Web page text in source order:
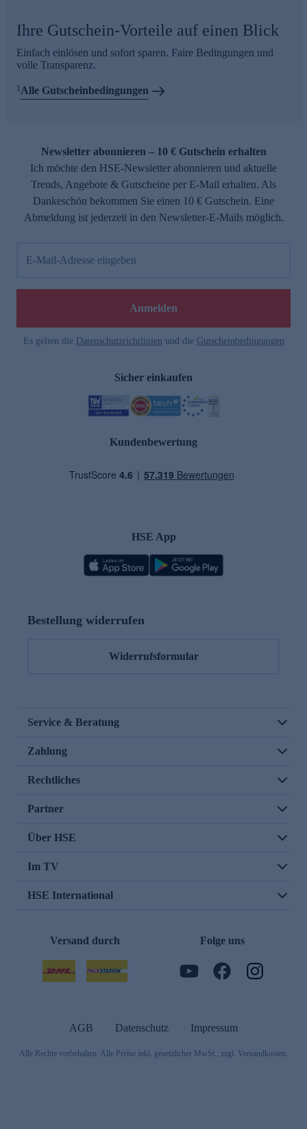
Ihre Gutschein-Vorteile auf einen Blick
Einfach einlösen und sofort sparen. Faire Bedingungen und
volle Transparenz.
1 Alle Gutscheinbedingungen
Newsletter abonnieren – 10 € Gutschein erhalten
Ich möchte den HSE-Newsletter abonnieren und aktuelle
Trends, Angebote & Gutscheine per E-Mail erhalten. Als
Dankeschön bekommen Sie einen 10 € Gutschein. Eine
Abmeldung ist jederzeit in den Newsletter-E-Mails möglich.
E-Mail-Adresse eingeben
Anmelden
Es gelten die Datenschutzrichtlinien und die Gutscheinbedingungen
Sicher einkaufen
Kundenbewertung
HSE App
Bestellung widerrufen
Widerrufsformular
Service & Beratung
Zahlung
Rechtliches
Partner
Über HSE
Im TV
HSE International
Versand durch Folge uns
AGB Datenschutz Impressum
Alle Rechte vorbehalten. Alle Preise inkl. gesetzlicher MwSt., zzgl. Versandkosten.